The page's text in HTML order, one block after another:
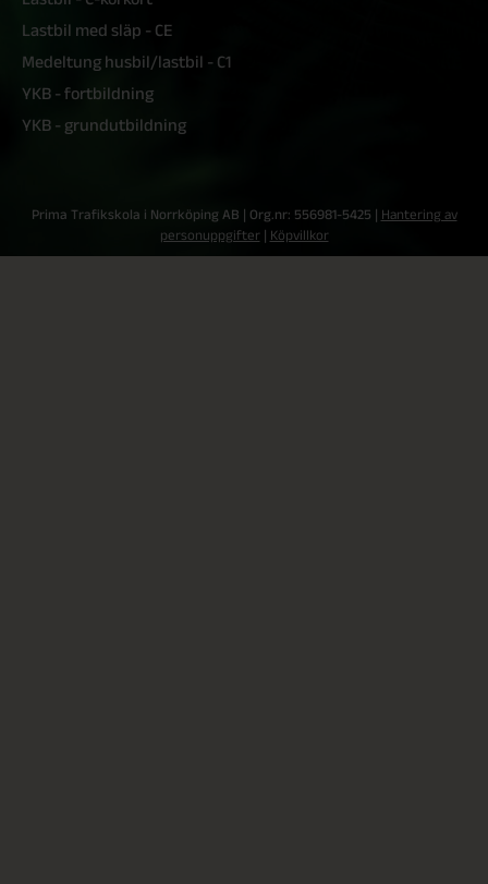
Lastbil med släp - CE
Medeltung husbil/lastbil - C1
YKB - fortbildning
YKB - grundutbildning
Prima Trafikskola i Norrköping AB | Org.nr: 556981-5425 | Hantering av
personuppgifter | Köpvillkor